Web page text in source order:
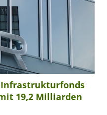
Infrastrukturfonds
19,2 Milliarden